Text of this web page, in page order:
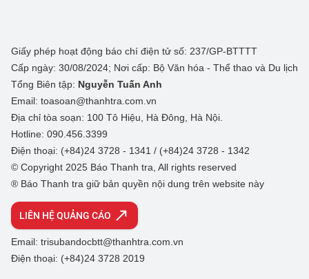
Giấy phép hoạt động báo chí điện tử số: 237/GP-BTTTT
Cấp ngày: 30/08/2024; Nơi cấp: Bộ Văn hóa - Thể thao và Du lịch
Tổng Biên tập: Nguyễn Tuấn Anh
Email: toasoan@thanhtra.com.vn
Địa chỉ tòa soạn: 100 Tô Hiệu, Hà Đông, Hà Nội.
Hotline: 090.456.3399
Điện thoại: (+84)24 3728 - 1341 / (+84)24 3728 - 1342
© Copyright 2025 Báo Thanh tra, All rights reserved
® Báo Thanh tra giữ bản quyền nội dung trên website này
LIÊN HỆ QUẢNG CÁO
Email: trisubandocbtt@thanhtra.com.vn
Điện thoại: (+84)24 3728 2019